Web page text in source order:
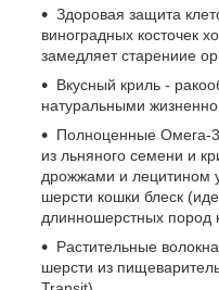
Здоровая защита
виноградных косточек
замедляет старениие
Вкусный криль -
натуральными
Полноценные Омега-
из льняного семени и
дрожжами и лецитином
шерсти кошки блеск
длинношерстных пород
Растительные
шерсти из